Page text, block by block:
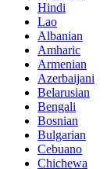
Hindi
Lao
Albanian
Amharic
Armenian
Azerbaijani
Belarusian
Bengali
Bosnian
Bulgarian
Cebuano
Chichewa